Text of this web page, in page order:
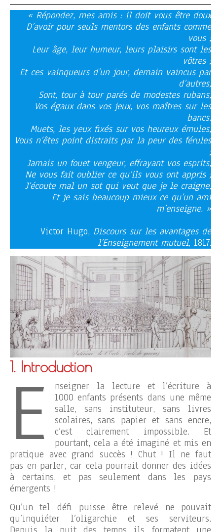
« Répondez, mes amis : il doit vous être doux
D’avoir pour seuls mentors des enfants comme
vous ;
Leur âge, leur humeur, leurs plaisirs sont les
vôtres ;
Et ces vainqueurs d’un jour, demain vaincus par
d’autres,
Sont, tour à tour parés de modestes rubans,
Vos égaux dans vos jeux, vos maîtres sur les
bancs.
Muets, les yeux fixés sur vos heureux émules,
Vous n’êtes point distraits par la peur des férules
;
Jamais un fouet vengeur, effrayant vos esprits,
Ne vous fait oublier ce qu’ils vous ont appris ;
J’écoute mal un sot qui veut que je le craigne,
Et je sais beaucoup mieux ce qu’un ami
m’enseigne. »
Victor Hugo, Discours sur les avantages de
l’Enseignement mutuel, 1817.
1. Introduction
E
nseigner la lecture et l’écriture à
1000 enfants présents dans une même
salle, sans instituteur, sans livres
scolaires, sans papier et sans encre,
c’est clairement impossible. Et
pourtant, cela a été imaginé et mis en
pratique avec grand succès ! Chut ! Il ne faut
pas en parler, car cela pourrait donner des idées
à certains, et pas seulement dans les pays
émergents !
Qu’un tel défi puisse être relevé ne pouvait
qu’inquiéter l’oligarchie et ses serviteurs.